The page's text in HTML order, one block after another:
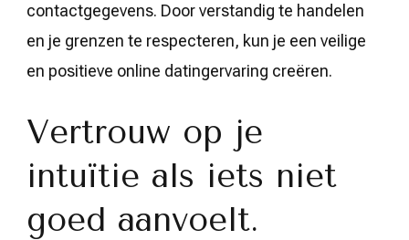
contactgegevens. Door verstandig te handelen
en je grenzen te respecteren, kun je een veilige
en positieve online datingervaring creëren.
Vertrouw op je
intuïtie als iets niet
goed aanvoelt.